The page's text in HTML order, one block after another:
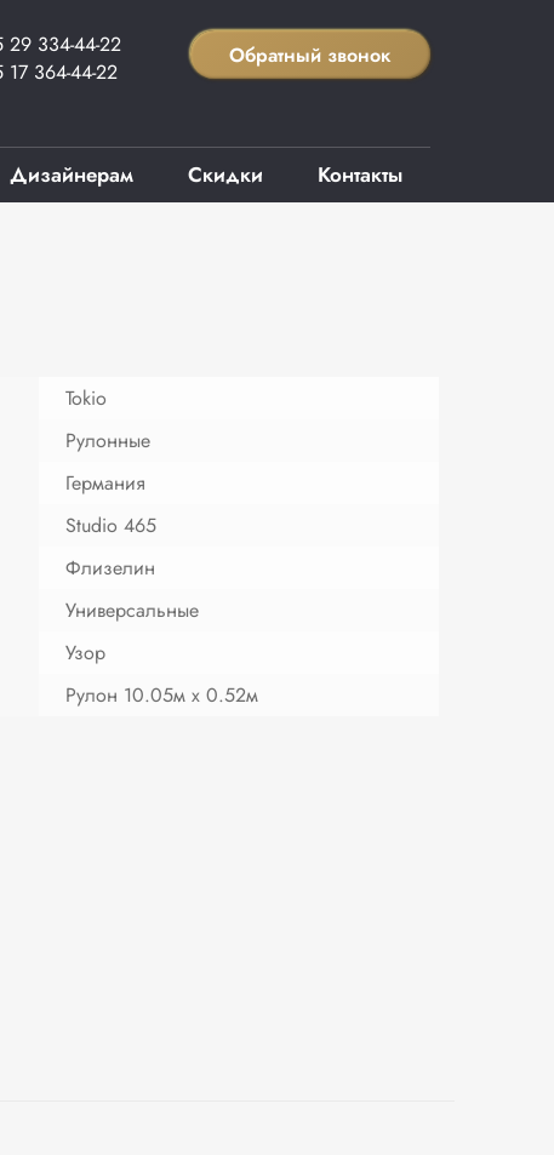
29 334-44-22
17 364-44-22
Обратный звонок
Дизайнерам Скидки Контакты
Tokio
Рулонные
Германия
Studio 465
Флизелин
Универсальные
Узор
Рулон 10.05м х 0.52м